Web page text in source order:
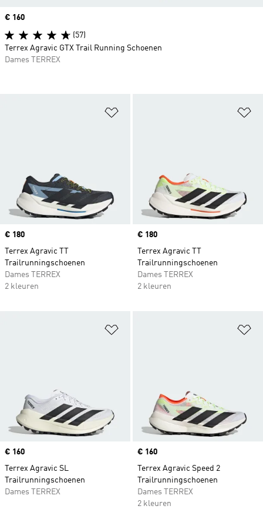
Price
€ 180
Terrex Agravic TT
Trailrunningschoenen
Dames TERREX
2 kleuren
Price
€ 180
Terrex Agravic TT
Trailrunningschoenen
Dames TERREX
2 kleuren
Price
€ 160
Terrex Agravic SL
Trailrunningschoenen
Dames TERREX
Price
€ 160
Terrex Agravic Speed 2
Trailrunningschoenen
Dames TERREX
2 kleuren
Price
€ 160
(57)
Terrex Agravic GTX Trail Running Schoenen
Dames TERREX